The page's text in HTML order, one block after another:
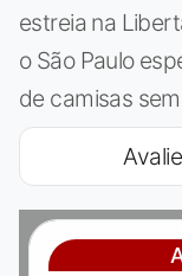
estreia na
o São Paulo
de camisas